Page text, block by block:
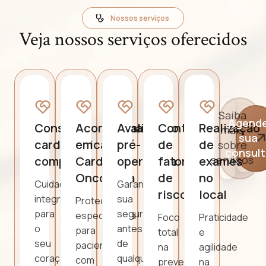
Nossos serviços
Veja nossos serviços oferecidos
Consulta
cardiológica
completa
Cuidado
integral
para
o
seu
coração.
Acompanhamento
em
Cardio-
Oncologia
Proteção
especializada
para
pacientes
com
Avaliação
pré-
operatória
Garanta
sua
segurança
antes
de
qualquer
Controle
de
fatores
de
risco
Foco
total
na
prevenção.
Realização
de
exames
no
local
Praticidade
e
agilidade
na
Saiba
mais
sobre
serviços
sua